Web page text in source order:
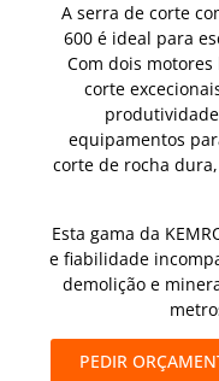
A serra de corte
600 é ideal para
Com dois
corte
equipamentos
corte de rocha
Esta gama da
e fiabilidade
demolição e
PEDIR